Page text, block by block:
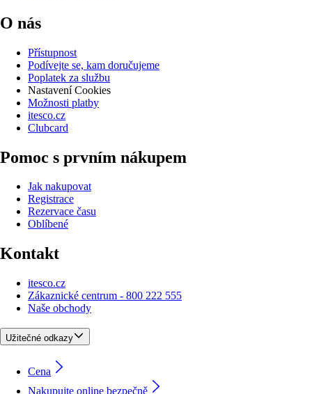
O nás
Přístupnost
Podívejte se, kam doručujeme
Poplatek za službu
Nastavení Cookies
Možnosti platby
itesco.cz
Clubcard
Pomoc s prvním nákupem
Jak nakupovat
Registrace
Rezervace času
Oblíbené
Kontakt
itesco.cz
Zákaznické centrum - 800 222 555
Naše obchody
Užitečné odkazy
Cena
Nakupujte online bezpečně